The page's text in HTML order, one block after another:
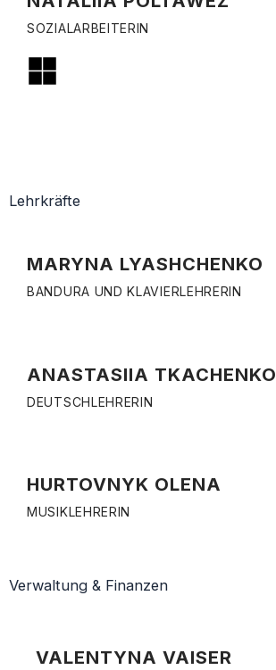
SOZIALARBEITERIN
Lehrkräfte
MARYNA LYASHCHENKO
BANDURA UND KLAVIERLEHRERIN
ANASTASIIA TKACHENKO
DEUTSCHLEHRERIN
HURTOVNYK OLENA
MUSIKLEHRERIN
Verwaltung & Finanzen
VALENTYNA VAISER